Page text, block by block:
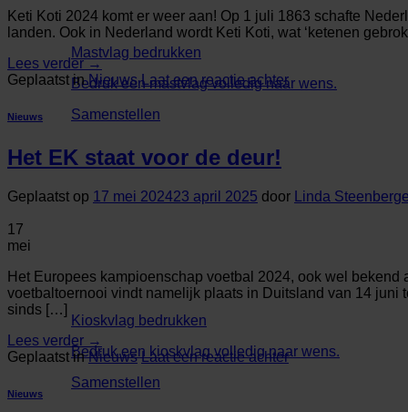
Mastvlag bedrukken
Bedruk een mastvlag volledig naar wens.
Samenstellen
Kioskvlag bedrukken
Bedruk een kioskvlag volledig naar wens.
Samenstellen
Keti Koti 2024 komt er weer aan! Op 1 juli 1863 schafte
landen. Ook in Nederland wordt Keti Koti, wat ‘ketenen
Lees verder→
Geplaatst inNieuws Laat een reactie achter
Nieuws
Het EK staat voor de deur!
Geplaatst op 17 mei 202423 april 2025 door Linda
17
mei
Het Europees kampioenschap voetbal 2024, ook wel
voetbaltoernooi vindt namelijk plaats in Duitsland van 14 juni
sinds […]
Lees verder →
Geplaatst inNieuws Laat een reactie achter
Nieuws